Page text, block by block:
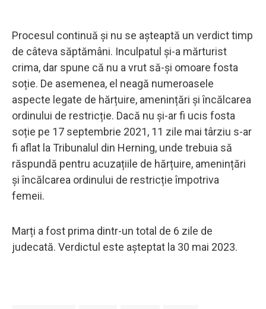
Procesul continuă și nu se așteaptă un verdict timp
de câteva săptămâni. Inculpatul și-a mărturist
crima, dar spune că nu a vrut să-și omoare fosta
soție. De asemenea, el neagă numeroasele
aspecte legate de hărțuire, amenințări și încălcarea
ordinului de restricție. Dacă nu și-ar fi ucis fosta
soție pe 17 septembrie 2021, 11 zile mai târziu s-ar
fi aflat la Tribunalul din Herning, unde trebuia să
răspundă pentru acuzațiile de hărțuire, amenințări
și încălcarea ordinului de restricție împotriva
femeii.
Marți a fost prima dintr-un total de 6 zile de
judecată. Verdictul este așteptat la 30 mai 2023.